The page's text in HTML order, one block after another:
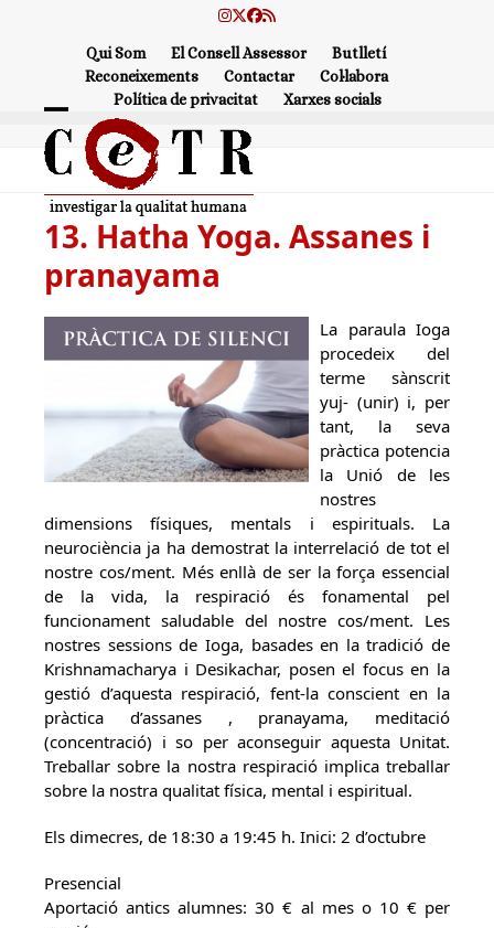
Instagram
Twitter
Facebook
RSS
Qui Som El Consell Assessor
Butlletí
Reconeixements
Contactar
Col·labora
Política de privacitat
Xarxes socials
Open
mobile
menu
Close
mobile
menu
13. Hatha Yoga. Assanes i
pranayama
La paraula Ioga
procedeix del
terme sànscrit
yuj- (unir) i, per
tant, la seva
pràctica potencia
la Unió de les
nostres
dimensions físiques, mentals i espirituals. La
neurociència ja ha demostrat la interrelació de tot el
nostre cos/ment. Més enllà de ser la força essencial
de la vida, la respiració és fonamental pel
funcionament saludable del nostre cos/ment. Les
nostres sessions de Ioga, basades en la tradició de
Krishnamacharya i Desikachar, posen el focus en la
gestió d’aquesta respiració, fent-la conscient en la
pràctica d’assanes , pranayama, meditació
(concentració) i so per aconseguir aquesta Unitat.
Treballar sobre la nostra respiració implica treballar
sobre la nostra qualitat física, mental i espiritual.
Els dimecres, de 18:30 a 19:45 h. Inici: 2 d’octubre
Presencial
Aportació antics alumnes: 30 € al mes o 10 € per